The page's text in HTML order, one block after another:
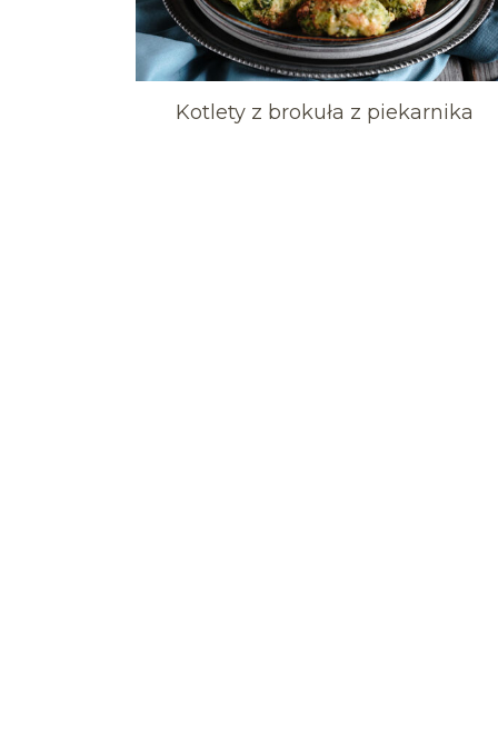
Kotlety z brokuła z piekarnika